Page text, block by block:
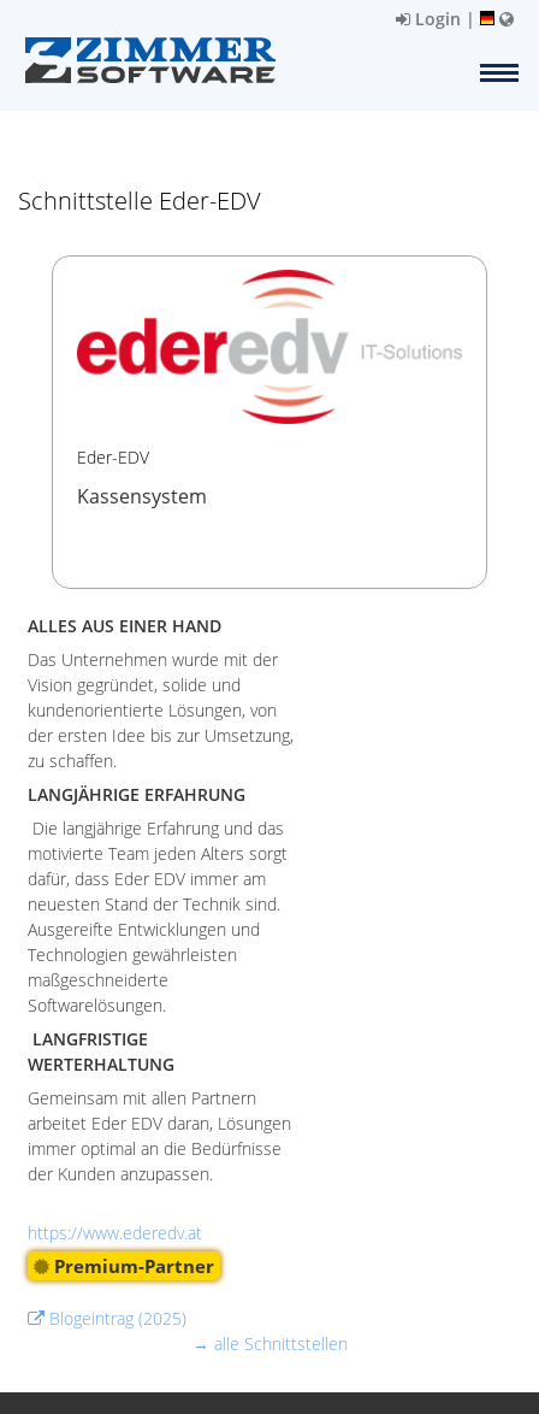
Login |
Schnittstelle Eder-EDV
Eder-EDV
Kassensystem
ALLES AUS EINER HAND
Das Unternehmen wurde mit der
Vision gegründet, solide und
kundenorientierte Lösungen, von
der ersten Idee bis zur Umsetzung,
zu schaffen.
LANGJÄHRIGE ERFAHRUNG
Die langjährige Erfahrung und das
motivierte Team jeden Alters sorgt
dafür, dass Eder EDV immer am
neuesten Stand der Technik sind.
Ausgereifte Entwicklungen und
Technologien gewährleisten
maßgeschneiderte
Softwarelösungen.
LANGFRISTIGE
WERTERHALTUNG
Gemeinsam mit allen Partnern
arbeitet Eder EDV daran, Lösungen
immer optimal an die Bedürfnisse
der Kunden anzupassen.
https://www.ederedv.at
Premium-Partner
Blogeintrag (2025)
→ alle Schnittstellen